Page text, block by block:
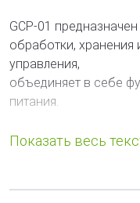
GCP-01
обработки,
управления,
объединяет в себе
питания.
Основные функции:
системы и принятие